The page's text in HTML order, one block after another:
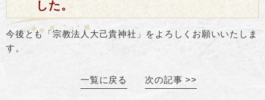
した。
今後とも「宗教法人大己貴神社」をよろしくお願いいたしま
す。
一覧に戻る 次の記事 >>